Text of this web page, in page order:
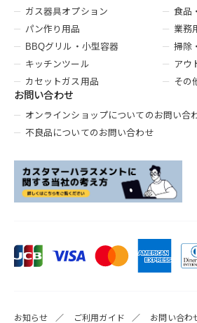
ガス器具オプション
パン作り用品
BBQグリル・小型容器
キッチンツール
カセットガス用品
食品
業務
掃除
アウ
その
お問い合わせ
オンラインショップについてのお問い合
不良品についてのお問い合わせ
お知らせ ご利用ガイド お問い合わ